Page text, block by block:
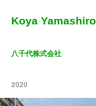
Koya Yamashiro
八千代株式会社
2020